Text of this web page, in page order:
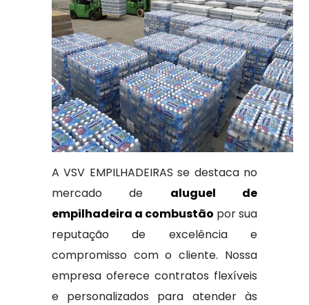
A VSV EMPILHADEIRAS se destaca no
mercado de aluguel de
empilhadeira a combustão por sua
reputação de excelência e
compromisso com o cliente. Nossa
empresa oferece contratos flexíveis
e personalizados para atender às